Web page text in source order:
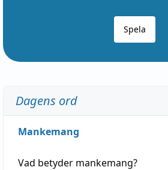
Spela
Dagens ord
Mankemang
Vad betyder mankemang?